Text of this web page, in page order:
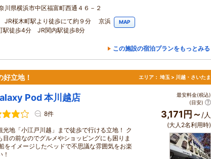
川県横浜市中区福富町西通４６－２
JR桜木町駅より徒歩にて約９分 京浜
駅徒歩4分 JR関内駅徒歩8分
MAP
この施設の宿泊プランをもっとみる
立地！ エリア： 埼玉 > 川越・さいたま
Pod 本川越店
8件
光地「小江戸川越」まで徒歩で行ける立地！ ク
目の前なのでグルメやショッピングにも困りま
をイメージしたベッドで不思議な雰囲気をお楽
最安料金(税込)
(目安)
3,171円～ /人
(大人2名利用時)